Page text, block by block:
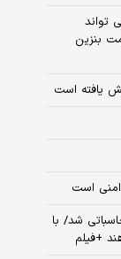
تواند
بنزین
یافته است
است
شد/ با
+فیلم